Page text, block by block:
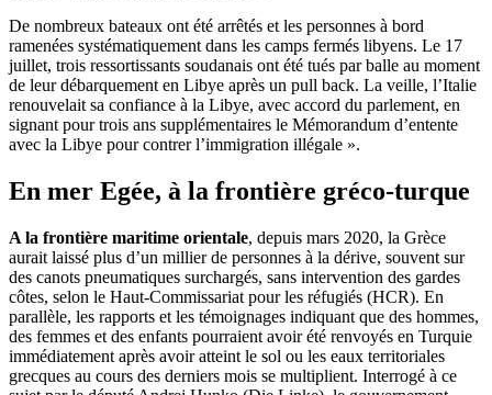
De nombreux bateaux ont été arrêtés et les personnes à bord
ramenées systématiquement dans les camps fermés libyens. Le 17
juillet, trois ressortissants soudanais ont été tués par balle au moment
de leur débarquement en Libye après un pull back. La veille, l’Italie
renouvelait sa confiance à la Libye, avec accord du parlement, en
signant pour trois ans supplémentaires le Mémorandum d’entente
avec la Libye pour contrer l’immigration illégale ».
En mer Egée, à la frontière gréco-turque
A la frontière maritime orientale, depuis mars 2020, la Grèce
aurait laissé plus d’un millier de personnes à la dérive, souvent sur
des canots pneumatiques surchargés, sans intervention des gardes
côtes, selon le Haut-Commissariat pour les réfugiés (HCR). En
parallèle, les rapports et les témoignages indiquant que des hommes,
des femmes et des enfants pourraient avoir été renvoyés en Turquie
immédiatement après avoir atteint le sol ou les eaux territoriales
grecques au cours des derniers mois se multiplient. Interrogé à ce